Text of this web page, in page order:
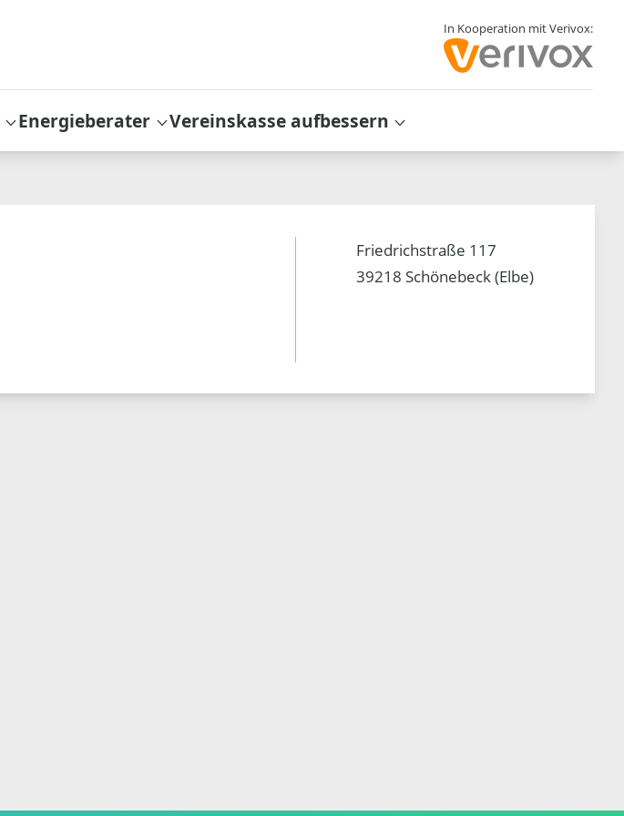
In Kooperation mit Verivox:
Energieberater Vereinskasse aufbessern
Friedrichstraße 117
39218 Schönebeck (Elbe)